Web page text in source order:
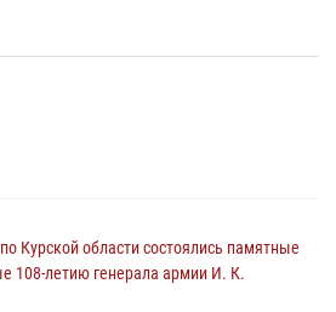
Курской области состоялись памятные
108-летию генерала армии И. К.